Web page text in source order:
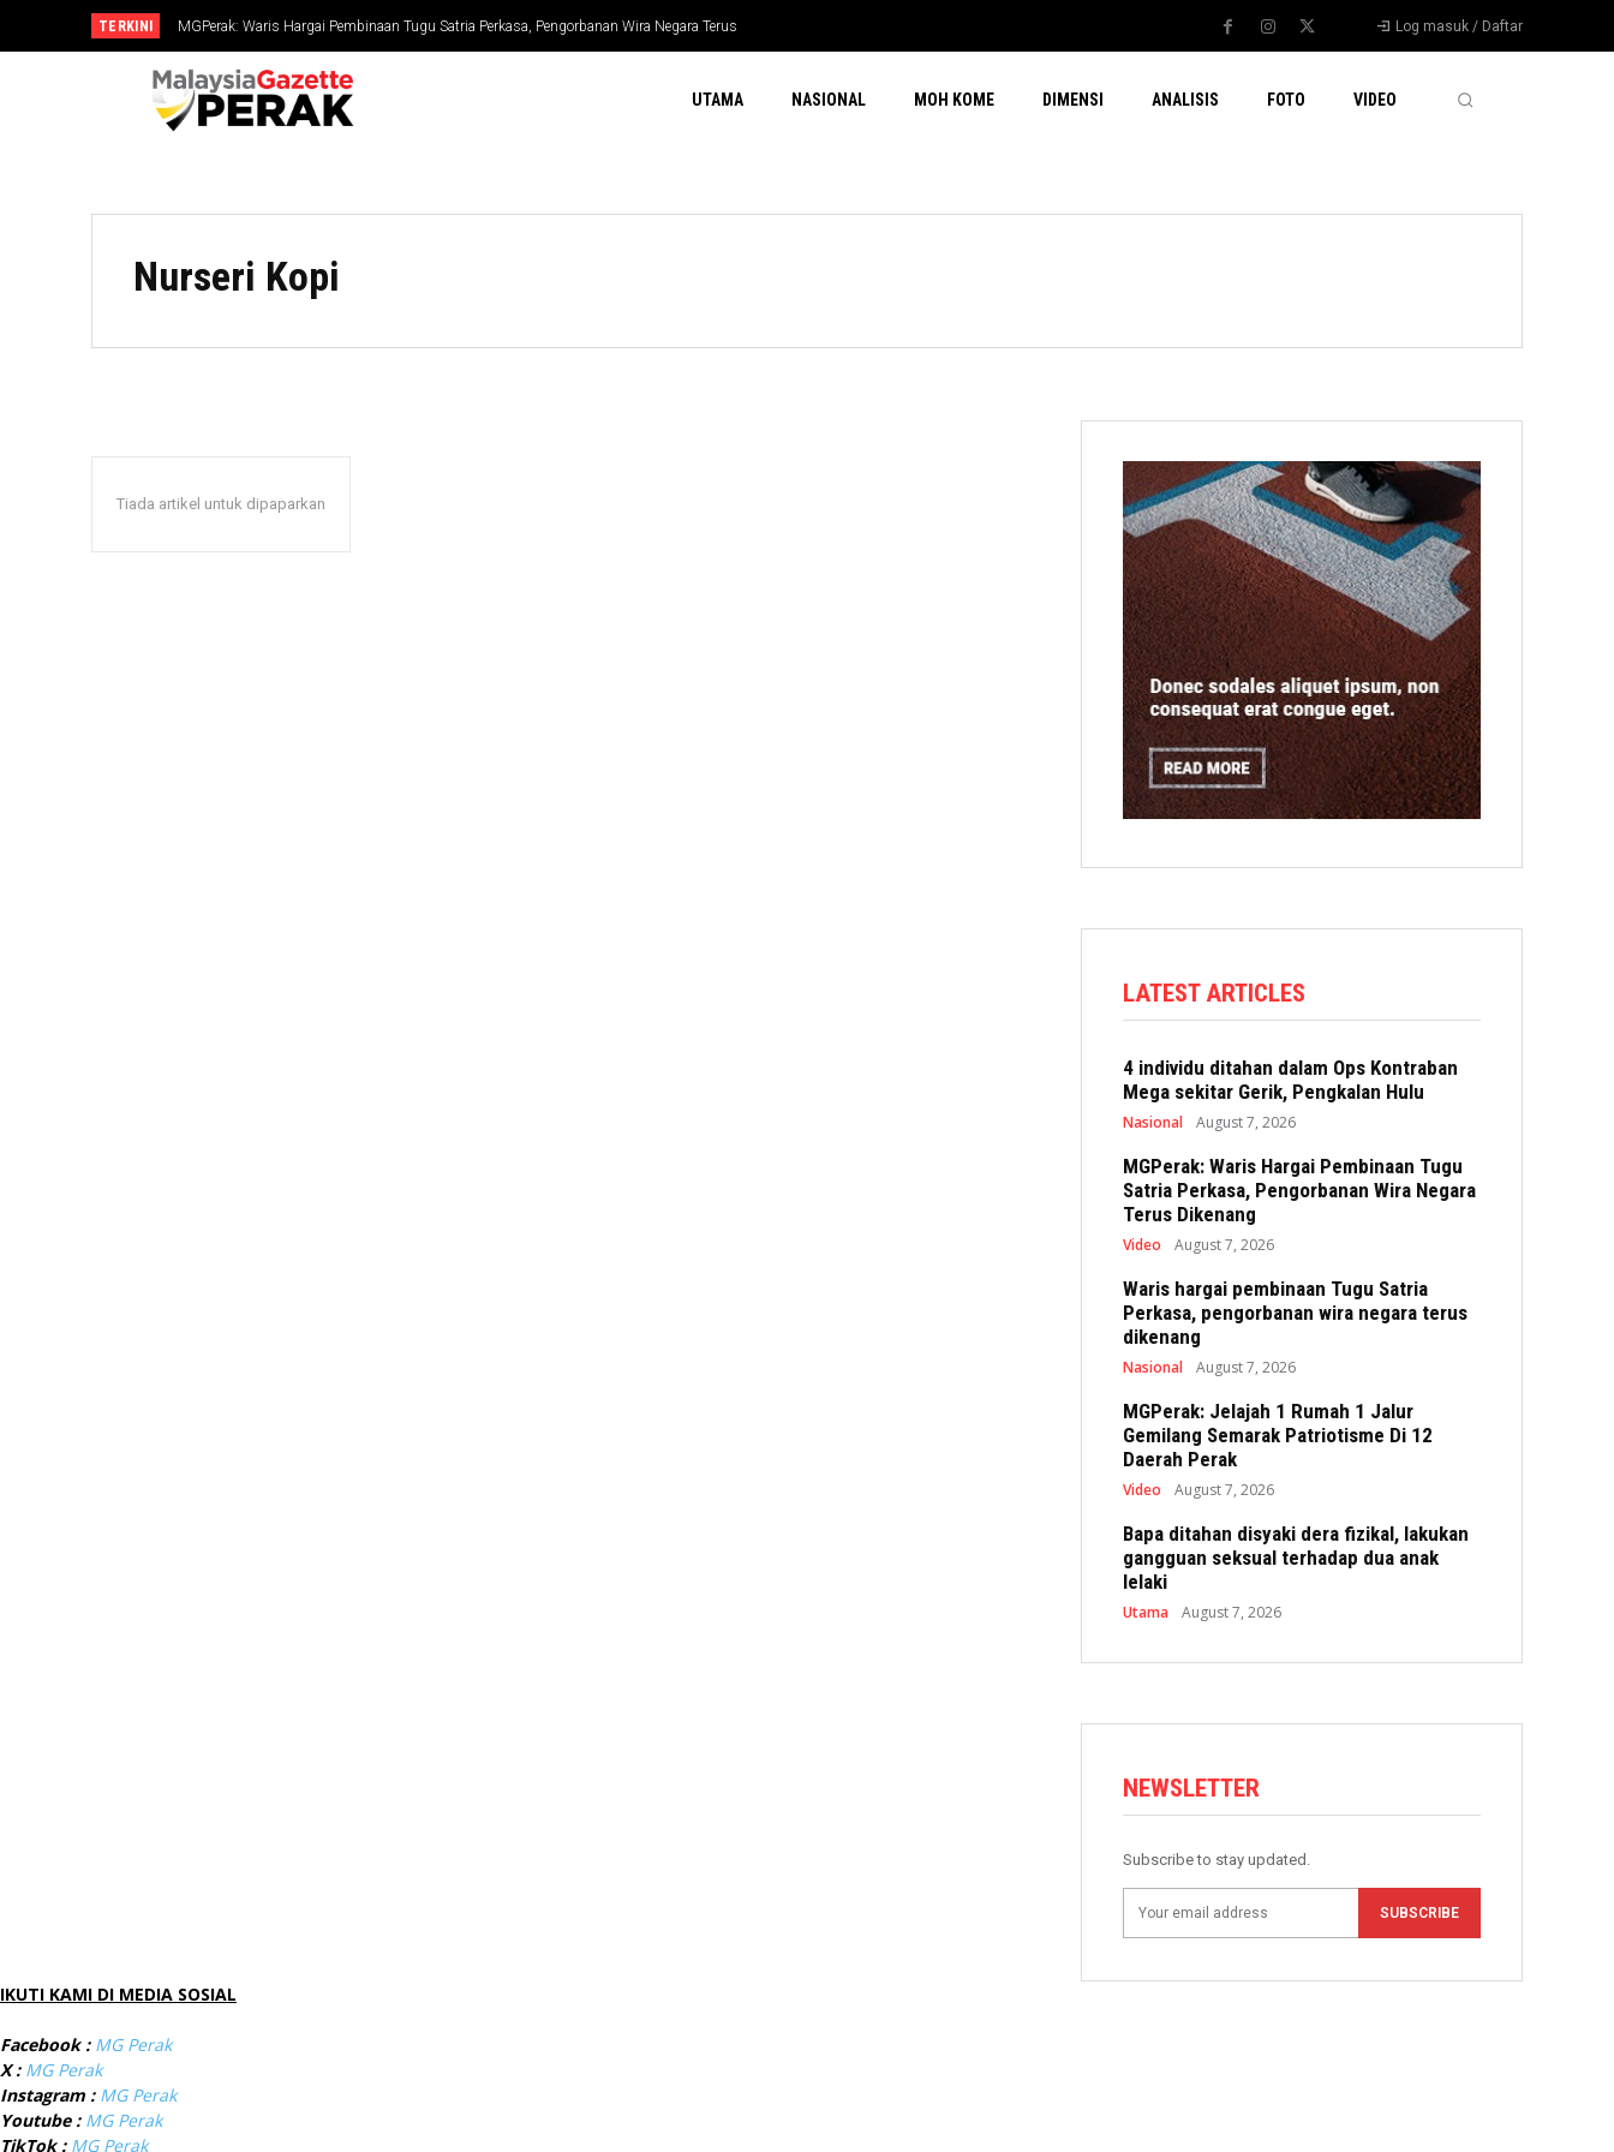
TERKINI
MGPerak: Waris Hargai Pembinaan Tugu Satria Perkasa, Pengorbanan Wira Negara Terus
Dikenang
Log masuk / Daftar
UTAMA NASIONAL MOH KOME DIMENSI ANALISIS FOTO VIDEO
Nurseri Kopi
Tiada artikel untuk dipaparkan
LATEST ARTICLES
4 individu ditahan dalam Ops Kontraban
Mega sekitar Gerik, Pengkalan Hulu
Nasional August 7, 2026
MGPerak: Waris Hargai Pembinaan Tugu
Satria Perkasa, Pengorbanan Wira Negara
Terus Dikenang
Video August 7, 2026
Waris hargai pembinaan Tugu Satria
Perkasa, pengorbanan wira negara terus
dikenang
Nasional August 7, 2026
MGPerak: Jelajah 1 Rumah 1 Jalur
Gemilang Semarak Patriotisme Di 12
Daerah Perak
Video August 7, 2026
Bapa ditahan disyaki dera fizikal, lakukan
gangguan seksual terhadap dua anak
lelaki
Utama August 7, 2026
NEWSLETTER
Subscribe to stay updated.
SUBSCRIBE
IKUTI KAMI DI MEDIA SOSIAL
Facebook : MG Perak
X : MG Perak
Instagram : MG Perak
Youtube : MG Perak
TikTok : MG Perak